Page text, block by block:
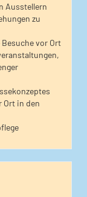
Ausstellern
zu
vor Ort
in den